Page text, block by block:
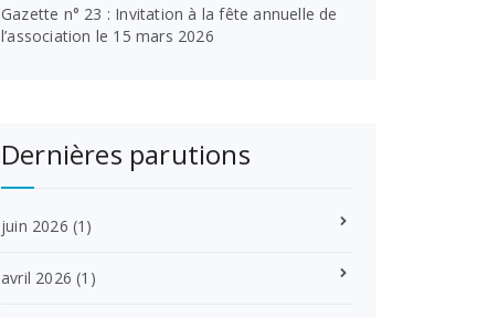
Gazette n° 23 : Invitation à la fête annuelle de
l’association le 15 mars 2026
Dernières parutions
juin 2026 (1)
avril 2026 (1)